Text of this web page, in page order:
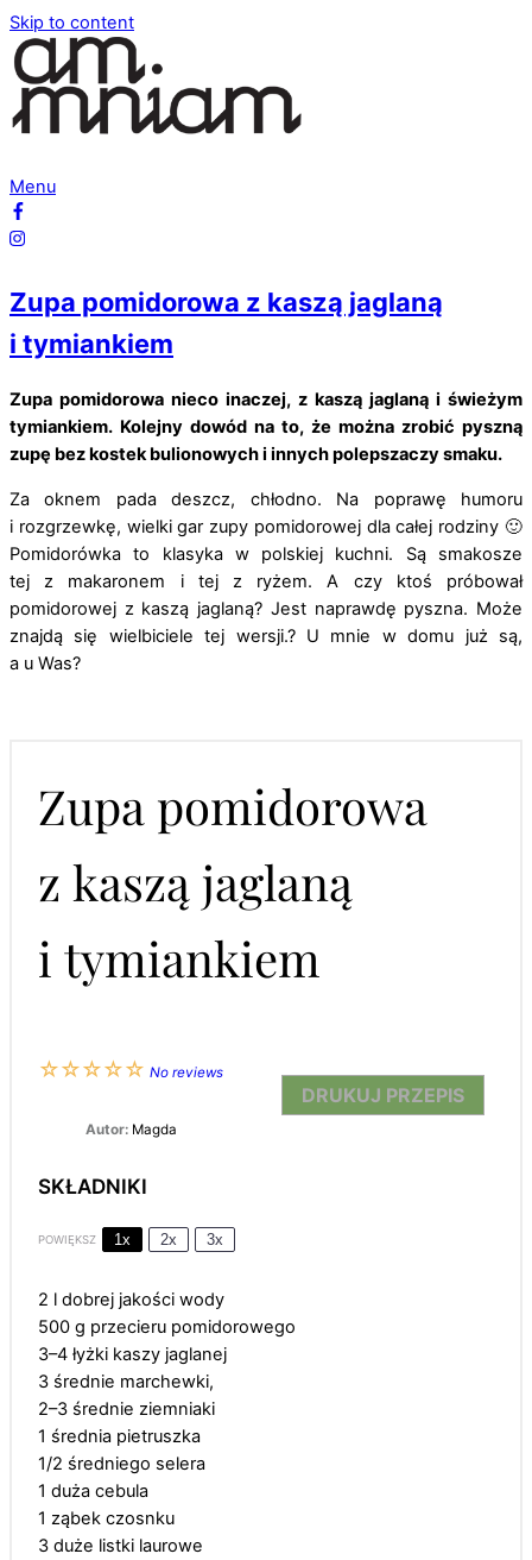
Skip to content
Menu
Zupa pomidorowa z kaszą jaglaną
i tymiankiem
Zupa pomidorowa nieco inaczej, z kaszą jaglaną i świeżym
tymiankiem. Kolejny dowód na to, że można zrobić pyszną
zupę bez kostek bulionowych i innych polepszaczy smaku.
Za oknem pada deszcz, chłodno. Na poprawę humoru
i rozgrzewkę, wielki gar zupy pomidorowej dla całej rodziny 🙂
Pomidorówka to klasyka w polskiej kuchni. Są smakosze
tej z makaronem i tej z ryżem. A czy ktoś próbował
pomidorowej z kaszą jaglaną? Jest naprawdę pyszna. Może
znajdą się wielbiciele tej wersji.? U mnie w domu już są,
a u Was?
Zupa pomidorowa
z kaszą jaglaną
i tymiankiem
DRUKUJ PRZEPIS
☆
☆
☆
☆
☆ No reviews
Autor: Magda
SKŁADNIKI
POWIĘKSZ 1x 2x 3x
2 l dobrej jakości wody
500 g przecieru pomidorowego
3–4 łyżki kaszy jaglanej
3 średnie marchewki,
2–3 średnie ziemniaki
1 średnia pietruszka
1/2 średniego selera
1 duża cebula
1 ząbek czosnku
3 duże listki laurowe